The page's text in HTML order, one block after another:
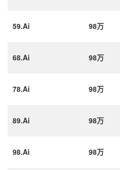
59.Ai 98万
68.Ai 98万
78.Ai 98万
89.Ai 98万
98.Ai 98万